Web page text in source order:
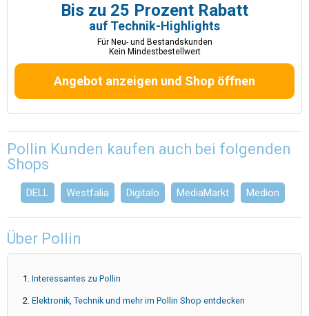
Bis zu 25 Prozent Rabatt
auf Technik-Highlights
Für Neu- und Bestandskunden
Kein Mindestbestellwert
Angebot anzeigen und Shop öffnen
Pollin Kunden kaufen auch bei folgenden
Shops
DELL Westfalia Digitalo MediaMarkt Medion
Über Pollin
Interessantes zu Pollin
Elektronik, Technik und mehr im Pollin Shop entdecken